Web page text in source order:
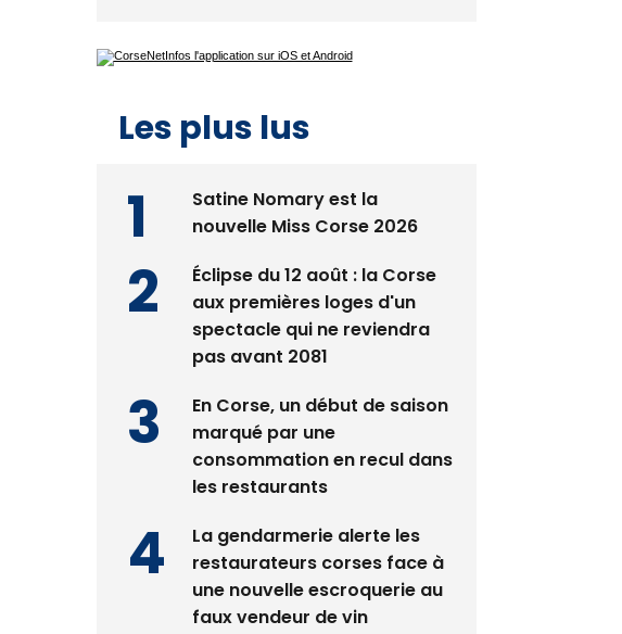
Les plus lus
Satine Nomary est la
nouvelle Miss Corse 2026
Éclipse du 12 août : la Corse
aux premières loges d'un
spectacle qui ne reviendra
pas avant 2081
En Corse, un début de saison
marqué par une
consommation en recul dans
les restaurants
La gendarmerie alerte les
restaurateurs corses face à
une nouvelle escroquerie au
faux vendeur de vin